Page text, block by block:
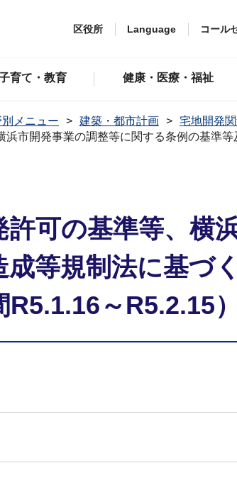
区役所 Language コール
育て・教育 健康・医療・福祉
メニュー 建築・都市計画 宅地開発
市開発事業の調整等に関する条例の基準
可の基準等、横
等規制法に基づ
～R5.2.15）